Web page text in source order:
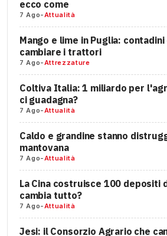
ecco come
7 Ago-Attualità
Mango e lime in Puglia:
cambiare i trattori
7 Ago-Attrezzature
Coltiva Italia: 1 miliardo per
ci guadagna?
7 Ago-Attualità
Caldo e grandine stanno
mantovana
7 Ago-Attualità
La Cina costruisce 100 depositi
cambia tutto?
7 Ago-Attualità
Jesi: il Consorzio Agrario che